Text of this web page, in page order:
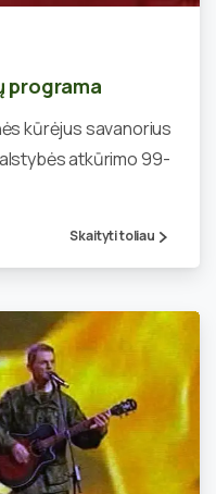
programa
kūrėjus savanorius
atkūrimo 99-
Skaityti toliau